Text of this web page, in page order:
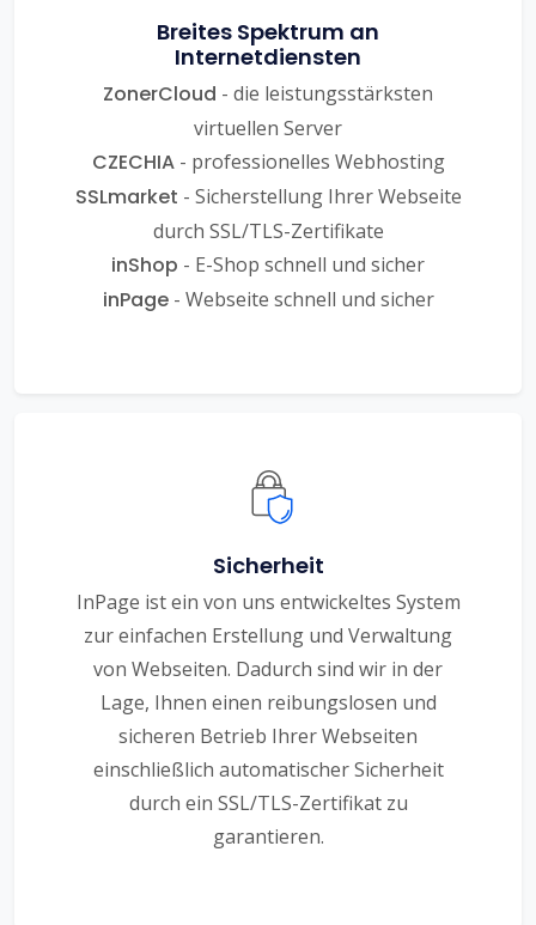
Breites Spektrum an
Internetdiensten
ZonerCloud - die leistungsstärksten
virtuellen Server
CZECHIA- professionelles Webhosting
SSLmarket - Sicherstellung Ihrer Webseite
durch SSL/TLS-Zertifikate
inShop - E-Shop schnell und sicher
inPage- Webseite schnell und sicher
Sicherheit
InPage ist ein von uns entwickeltes System
zur einfachen Erstellung und Verwaltung
von Webseiten. Dadurch sind wir in der
Lage, Ihnen einen reibungslosen und
sicheren Betrieb Ihrer Webseiten
einschließlich automatischer Sicherheit
durch ein SSL/TLS-Zertifikat zu
garantieren.